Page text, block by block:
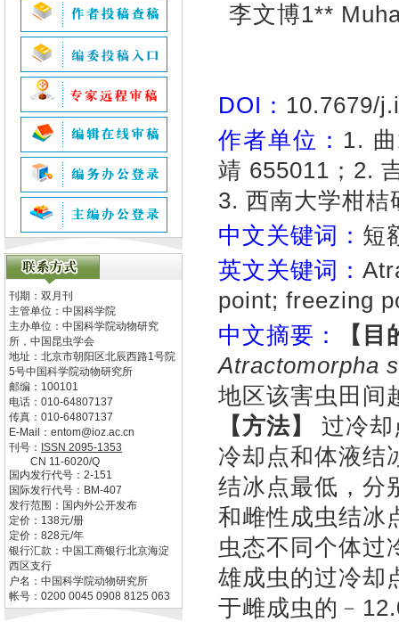
刊期：双月刊
主管单位： 中国科学院
主办单位： 中国科学院动物研究
所，中国昆虫学会
地址： 北京市朝阳区北辰西路1号院
5号中国科学院动物研究所
邮编： 100101
电话： 010-64807137
传真： 010-64807137
E-Mail： entom@ioz.ac.cn
刊号： ISSN 2095-1353
CN 11-6020/Q
国内发行代号： 2-151
国际发行代号： BM-407
发行范围：国内外公开发布
定价： 138元/册
定价： 828元/年
银行汇款：中国工商银行北京海淀
西区支行
户名：中国科学院动物研究所
帐号：0200 0045 0908 8125 063
李文博1**
DOI： 10.7679/
作者单位： 1.
靖 655011；2.
3. 西南大学柑桔
中文关键词： 短
英文关键词：
point; freezing
中文摘要：
【 目
Atractomorpha
地区该害虫田间
【方法】
过冷
冷却点和体液结
结冰点最低，分
和雌性成虫结冰
虫态不同个体过
雄成虫的过冷却
于雌成虫的